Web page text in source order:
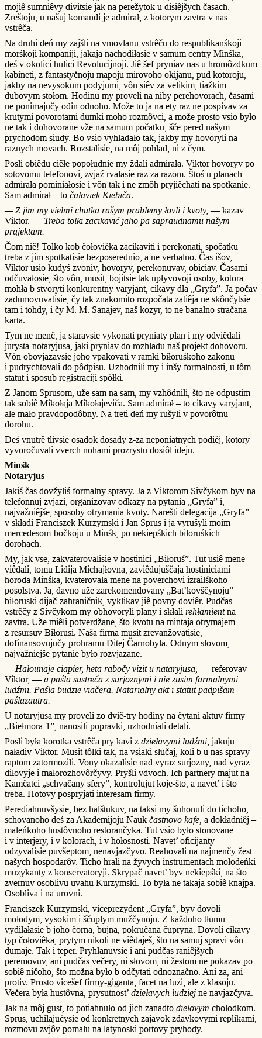
mojiê sumniêvy divitsie jak na perežytok u disiêjšych časach.
Zreštoju, u našuj komandi je admirał, z kotorym zavtra v nas
vstrêča.
Na druhi deń my zajšli na vmovlanu vstrêču do respublikanśkoji
morśkoji kompaniji, jakaja nachodiłasie v samum centry Minśka,
deś v okolici hulici Revolucijnoji. Jiê šef pryniav nas u hromôzdkum
kabineti, z fantastyčnoju mapoju mirovoho okijanu, pud kotoroju,
jakby na nevysokum podyjumi, vôn siêv za velikim, tiažkim
dubovym stołom. Hodinu my proveli na niby perehovorach, časami
ne ponimajučy odin odnoho. Može to ja na ety raz ne pospivav za
krutymi povorotami dumki moho rozmôvci, a može prosto vsio było
ne tak i dohovorane vže na samum počatku, šče pered našym
prychodom siudy. Bo vsio vyhladało tak, jakby my hovoryli na
raznych movach. Rozstalisie, na môj pohlad, ni z čym.
Posli obiêdu ciêłe popołudnie my ždali admirała. Viktor hovoryv po
sotovomu telefonovi, zvjaź rvałasie raz za razom. Štoś u planach
admirała pominiałosie i vôn tak i ne zmôh pryjiêchati na spotkanie.
Sam admirał – to čałaviek Kiebiča.
— Z jim my vielmi chutka rašym prablemy łovli i kvoty, — kazav
Viktor. — Treba tolki zacikavić jaho pa sapraudnamu našym
prajektam.
Čom niê! Tolko kob čołoviêka zacikaviti i perekonati, spočatku
treba z jim spotkatisie bezposerednio, a ne verbalno. Čas išov,
Viktor usio kudyś zvoniv, hovoryv, perekonuvav, obiciav. Časami
odčuvałosie, što vôn, musit, bojitsie tak upłyvovoji osoby, kotora
mohła b stvoryti konkurentny varyjant, cikavy dla „Gryfa”. Ja počav
zadumovuvatisie, čy tak znakomito rozpočata zatiêja ne skônčytsie
tam i tohdy, i čy M. M. Sanajev, naš kozyr, to ne banalno stračana
karta.
Tym ne menč, ja staravsie vykonati pryniaty plan i my odviêdali
jurysta-notaryjusa, jaki pryniav do rozhladu naš projekt dohovoru.
Vôn obovjazavsie joho vpakovati v ramki biłoruśkoho zakonu
i pudrychtovali do pôdpisu. Uzhodnili my i inšy formalnosti, u tôm
statut i sposub registraciji spôłki.
Z Janom Sprusom, uže sam na sam, my vzhôdnili, što ne odpustim
tak sobiê Mikołaja Mikołajeviča. Sam admirał – to cikavy varyjant,
ale mało pravdopodôbny. Na treti deń my rušyli v povorôtnu
dorohu.
Deś vnutrê tlivsie osadok dosady z-za neponiatnych podiêj, kotory
vyvoročuvali vverch nohami prozrystu dosiôl ideju.
Minśk
Notaryjus
Jakiś čas dovžyliś formalny spravy. Ja z Viktorom Sivčykom byv na
telefonnuj zvjazi, organizovav odkazy na pytania „Gryfa” i,
najvažniêjše, sposoby otrymania kvoty. Narešti delegacija „Gryfa”
v składi Franciszek Kurzymski i Jan Sprus i ja vyrušyli moim
mercedesom-bočkoju u Minśk, po nekiepśkich biłoruśkich
dorohach.
My, jak vse, zakvaterovalisie v hostinici „Biłoruś”. Tut usiê mene
viêdali, tomu Lidija Michajłovna, zaviêdujuščaja hostiniciami
horoda Minśka, kvaterovała mene na poverchovi izrailśkoho
posolstva. Ja, davno uže zarekomendovany „Bat’kovščynoju”
biłoruski dijač-zahraničnik, vyklikav jiê povny doviêr. Pudčas
vstrêčy z Sivčykom my obhovoryli plany i skłali rehłamientna
zavtra. Uže miêli potverdžane, što kvotu na mintaja otrymajem
z resursuv Biłorusi. Naša firma musit zrevanžovatisie,
dofinansovujučy prohramu Ditej Čarnobyla. Odnym słovom,
najvažniejše pytanie było rozvjazane.
— Hałounaje ciapier, heta rabočy vizit u nataryjusa, — referovav
Viktor, —a paśla sustreča z surjoznymi i nie zusim farmalnymi
ludźmi. Paśla budzie viačera. Natarialny akt i statut padpišam
paślazautra.
U notaryjusa my proveli zo dviê-try hodiny na čytani aktuv firmy
„Biełmora-1”, nanosili popravki, uzhodniali detali.
Posli była korotka vstrêča pry kavi z dziełavymi ludźmi , jakuju
naładiv Viktor. Musit tôlki tak, na vsiaki słučaj, koli b u nas spravy
raptom zatormozili. Vony okazalisie nad vyraz surjozny, nad vyraz
diłovyje i małorozhovôrčyvy. Pryšli vdvoch. Ich partnery majut na
Kamčatci „schvačany sfery”, kontrolujut koje-što, a navet’ i što
treba. Hotovy pospryjati interesam firmy.
Perediahnuvšysie, bez halštukuv, na taksi my šuhonuli do tichoho,
schovanoho deś za Akademijoju Nauk častnovo kafe , a dokładniêj –
maleńkoho hustôvnoho restorančyka. Tut vsio było stonovane
i v interjery, i v kolorach, i v hołosnosti. Navet’ oficijanty
odzyvalisie puvšeptom, nenavjazčyvo. Reahovali na najmenčy žest
našych hospodarôv. Ticho hrali na žyvych instrumentach mołodeńki
muzykanty z konservatoryji. Skrypač navet’ byv nekiepśki, na što
zvernuv osoblivu uvahu Kurzymski. To była ne takaja sobiê knajpa.
Osobliva i na urovni.
Franciszek Kurzymski, viceprezydent „Gryfa”, byv dovoli
mołodym, vysokim i ščupłym mužčynoju. Z každoho tłumu
vydilałasie b joho čorna, bujna, pokručana čupryna. Dovoli cikavy
typ čołoviêka, prytym nikoli ne viêdaješ, što na samuj spravi vôn
dumaje. Tak i teper. Pryhlanuvsie i ani pudčas raniêjšych
peremovuv, ani pudčas večery, ni słovom, ni žestom ne pokazav po
sobiê ničoho, što možna było b odčytati odnoznačno. Ani za, ani
protiv. Prosto vicešef firmy-giganta, facet na luzi, ale z klasoju.
Večera była hustôvna, prysutnost’ dziełavych ludziej ne navjazčyva.
Jak na môj gust, to potiahnuło od jich zanadto diełovym chołodkom.
Sprus, uchilajučysie od konkretnych zajavok zdavkovymi replikami,
rozmovu zvjôv pomału na latynoski portovy pryhody.